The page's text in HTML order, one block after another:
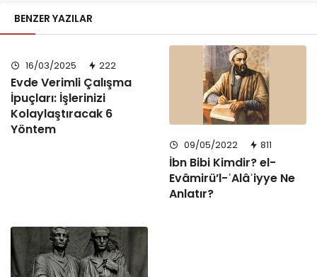
BENZER YAZILAR
16/03/2025 222
Evde Verimli Çalışma
İpuçları: İşlerinizi
Kolaylaştıracak 6
Yöntem
09/05/2022 811
İbn Bibi Kimdir? el-
Evâmirü’l-ʿAlâʾiyye Ne
Anlatır?